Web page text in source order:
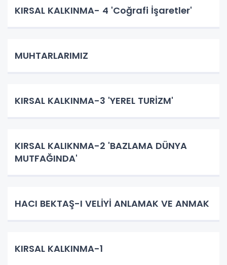
KIRSAL KALKINMA- 4 'Coğrafi İşaretler'
MUHTARLARIMIZ
KIRSAL KALKINMA-3 'YEREL TURİZM'
KIRSAL KALIKNMA-2 'BAZLAMA DÜNYA
MUTFAĞINDA'
HACI BEKTAŞ-I VELİYİ ANLAMAK VE ANMAK
KIRSAL KALKINMA-1